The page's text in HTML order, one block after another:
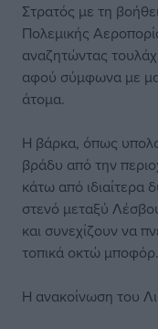
Στρατός με τη
Πολεμικής
αναζητώντας
αφού σύμφωνα με
άτομα.
Η βάρκα, όπως
βράδυ από την
κάτω από ιδιαίτερα
στενό μεταξύ
και συνεχίζουν να
τοπικά οκτώ μποφόρ.
Η ανακοίνωση του